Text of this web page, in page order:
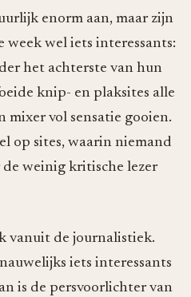
enorm aan, maar zijn
week wel iets interessants:
het achterste van hun
knip- en plaksites alle
mixer vol sensatie gooien.
op sites, waarin niemand
weinig kritische lezer
vanuit de journalistiek.
iets interessants
is de persvoorlichter van